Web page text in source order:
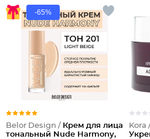
-65%
Belor Design / Крем для лица
тональный Nude Harmony,
Kora